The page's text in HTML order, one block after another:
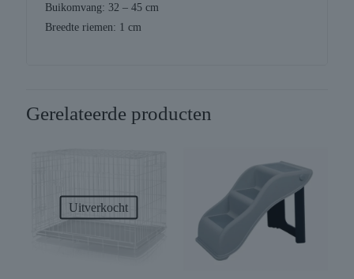
Buikomvang: 32 – 45 cm
Breedte riemen: 1 cm
Gerelateerde producten
Uitverkocht